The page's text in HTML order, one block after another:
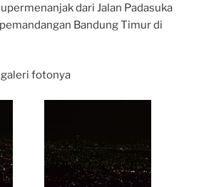
dari Jalan Padasuka
Bandung Timur di
fotonya